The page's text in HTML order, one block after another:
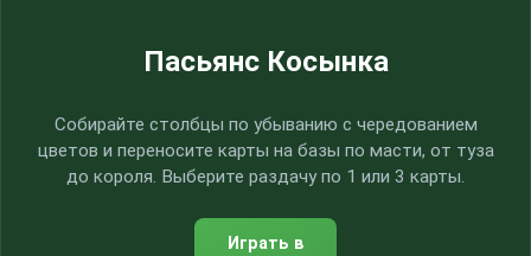
Пасьянс Косынка
Собирайте столбцы по убыванию с чередованием
цветов и переносите карты на базы по масти, от туза
до короля. Выберите раздачу по 1 или 3 карты.
Играть в